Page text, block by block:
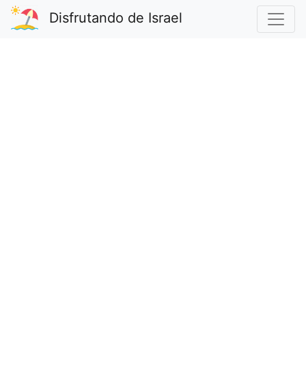
Disfrutando de Israel